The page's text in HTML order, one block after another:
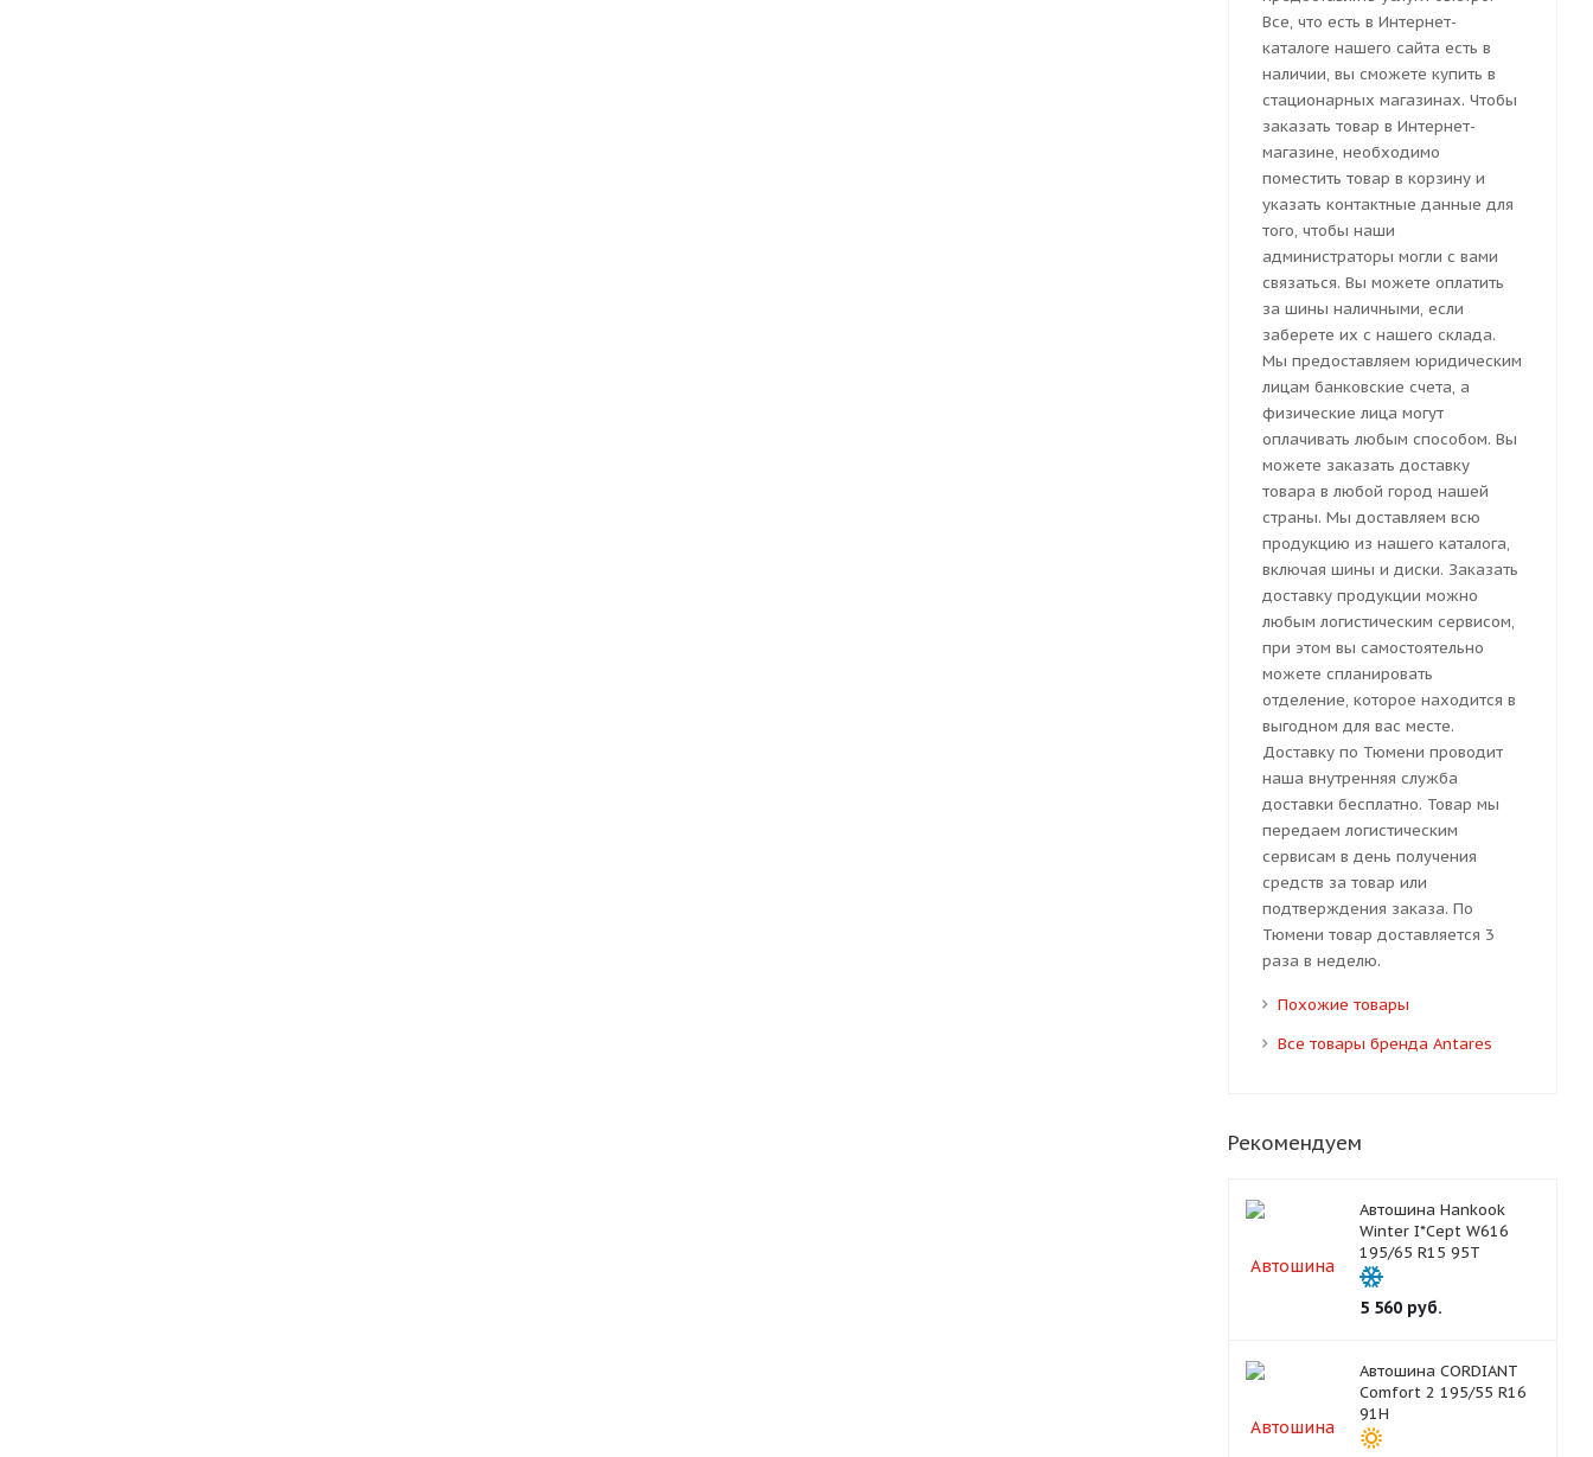
Все, что есть в Интернет-
каталоге нашего сайта есть в
наличии, вы сможете купить в
стационарных магазинах. Чтобы
заказать товар в Интернет-
магазине, необходимо
поместить товар в корзину и
указать контактные данные для
того, чтобы наши
администраторы могли с вами
связаться. Вы можете оплатить
за шины наличными, если
заберете их с нашего склада.
Мы предоставляем юридическим
лицам банковские счета, а
физические лица могут
оплачивать любым способом. Вы
можете заказать доставку
товара в любой город нашей
страны. Мы доставляем всю
продукцию из нашего каталога,
включая шины и диски. Заказать
доставку продукции можно
любым логистическим сервисом,
при этом вы самостоятельно
можете спланировать
отделение, которое находится в
выгодном для вас месте.
Доставку по Тюмени проводит
наша внутренняя служба
доставки бесплатно. Товар мы
передаем логистическим
сервисам в день получения
средств за товар или
подтверждения заказа. По
Тюмени товар доставляется 3
раза в неделю.
Похожие товары
Все товары бренда Antares
Рекомендуем
Автошина Hankook
Winter I*Cept W616
195/65 R15 95T
5 560руб.
Автошина CORDIANT
Comfort 2 195/55 R16
91H